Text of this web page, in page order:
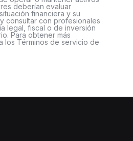
deberían evaluar
financiera y su
consultar con profesionales
legal, fiscal o de inversión
Para obtener más
los Términos de servicio de